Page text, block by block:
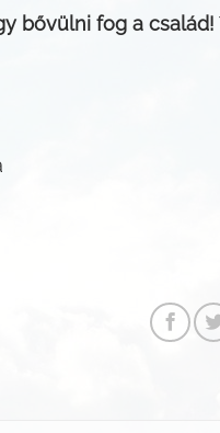
bővülni fog a család!